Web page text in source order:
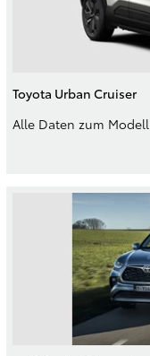
Toyota Urban Cruiser
Alle Daten zum Modell